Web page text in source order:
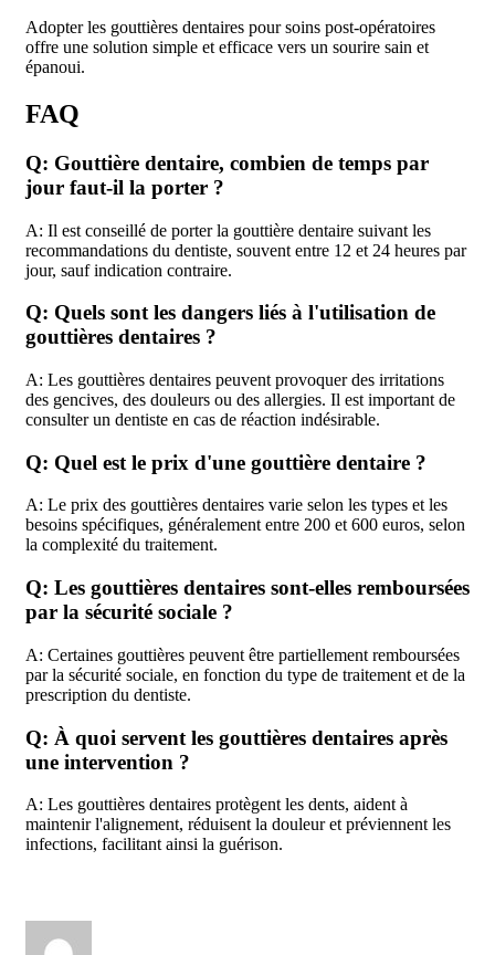
Adopter les gouttières dentaires pour soins post-opératoires
offre une solution simple et efficace vers un sourire sain et
épanoui.
FAQ
Q: Gouttière dentaire, combien de temps par
jour faut-il la porter ?
A: Il est conseillé de porter la gouttière dentaire suivant les
recommandations du dentiste, souvent entre 12 et 24 heures par
jour, sauf indication contraire.
Q: Quels sont les dangers liés à l'utilisation de
gouttières dentaires ?
A: Les gouttières dentaires peuvent provoquer des irritations
des gencives, des douleurs ou des allergies. Il est important de
consulter un dentiste en cas de réaction indésirable.
Q: Quel est le prix d'une gouttière dentaire ?
A: Le prix des gouttières dentaires varie selon les types et les
besoins spécifiques, généralement entre 200 et 600 euros, selon
la complexité du traitement.
Q: Les gouttières dentaires sont-elles remboursées
par la sécurité sociale ?
A: Certaines gouttières peuvent être partiellement remboursées
par la sécurité sociale, en fonction du type de traitement et de la
prescription du dentiste.
Q: À quoi servent les gouttières dentaires après
une intervention ?
A: Les gouttières dentaires protègent les dents, aident à
maintenir l'alignement, réduisent la douleur et préviennent les
infections, facilitant ainsi la guérison.